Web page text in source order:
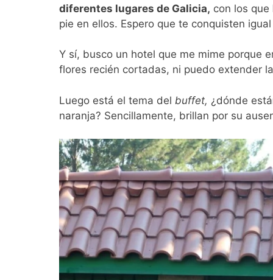
diferentes lugares de Galicia, con los
pie en ellos. Espero que te conquisten
Y sí, busco un hotel que me mime porque
flores recién cortadas, ni puedo extender
Luego está el tema del buffet, ¿dónde
naranja? Sencillamente, brillan por su